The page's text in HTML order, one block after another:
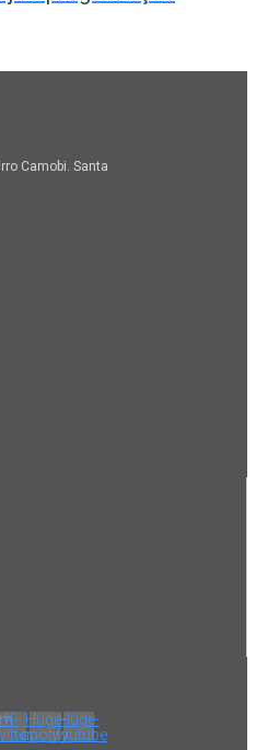
Camobi. Santa
X- Huge-
spotify
Huge-
youtube